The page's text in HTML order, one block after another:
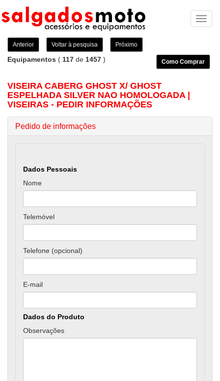
Anterior Voltar à pesquisa Próximo
Equipamentos ( 117 de 1457 ) Como Comprar
VISEIRA CABERG GHOST X/ GHOST
ESPELHADA SILVER NAO HOMOLOGADA |
VISEIRAS - PEDIR INFORMAÇÕES
Pedido de informações
Dados Pessoais
Nome
Telemóvel
Telefone (opcional)
E-mail
Dados do Produto
Observações